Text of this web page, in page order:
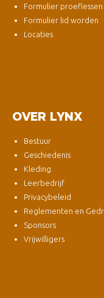
Formulier proeflessen
Formulier lid worden
Locaties
OVER LYNX
Bestuur
Geschiedenis
Kleding
Leerbedrijf
Privacybeleid
Reglementen en
Sponsors
Vrijwilligers